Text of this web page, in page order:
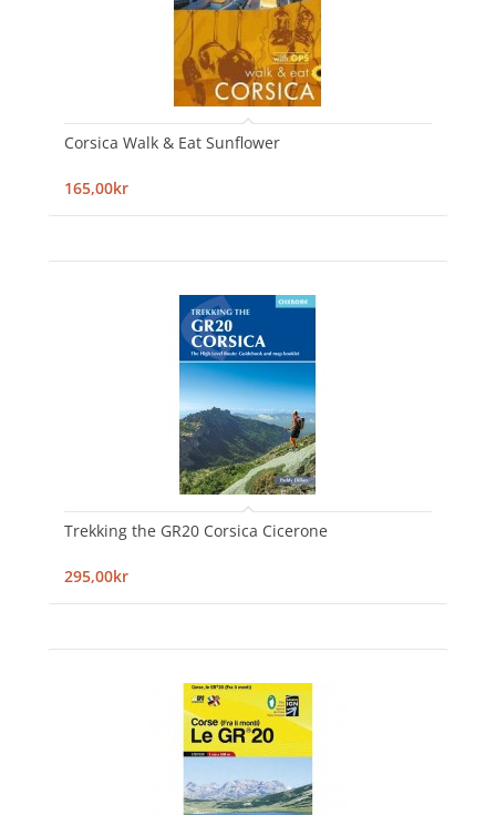
Corsica Walk & Eat Sunflower
165,00kr
Trekking the GR20 Corsica Cicerone
295,00kr